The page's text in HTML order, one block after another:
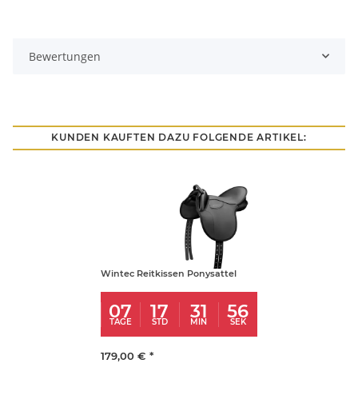
Bewertungen
KUNDEN KAUFTEN DAZU FOLGENDE ARTIKEL:
Wintec Reitkissen Ponysattel
07
TAGE 17
STD 31
MIN 56
SEK
179,00 € *